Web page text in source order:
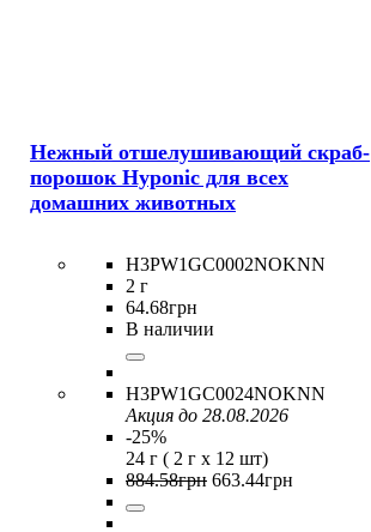
Нежный отшелушивающий скраб-
порошок Hyponic для всех
домашних животных
H3PW1GC0002NOKNN
2 г
64.68грн
В наличии
H3PW1GC0024NOKNN
Акция до 28.08.2026
-25%
24 г ( 2 г х 12 шт)
884.58грн 663.44грн